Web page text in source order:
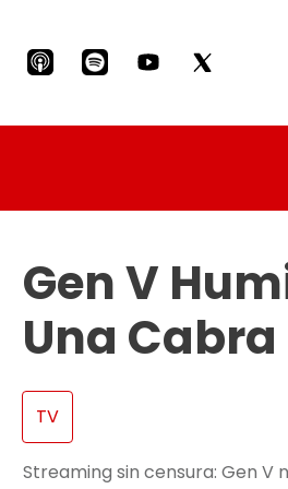
Gen V
Una Cabra
TV
Streaming sin censura: Gen V